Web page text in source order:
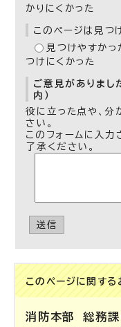
かりにくかった
このページは見つ
見つけやすかっ
つけにくかった
ご意見がありまし
内）
役に立った点や、分
さい。
このフォームに入力
了承ください。
送信
このページに関する
消防本部総務課